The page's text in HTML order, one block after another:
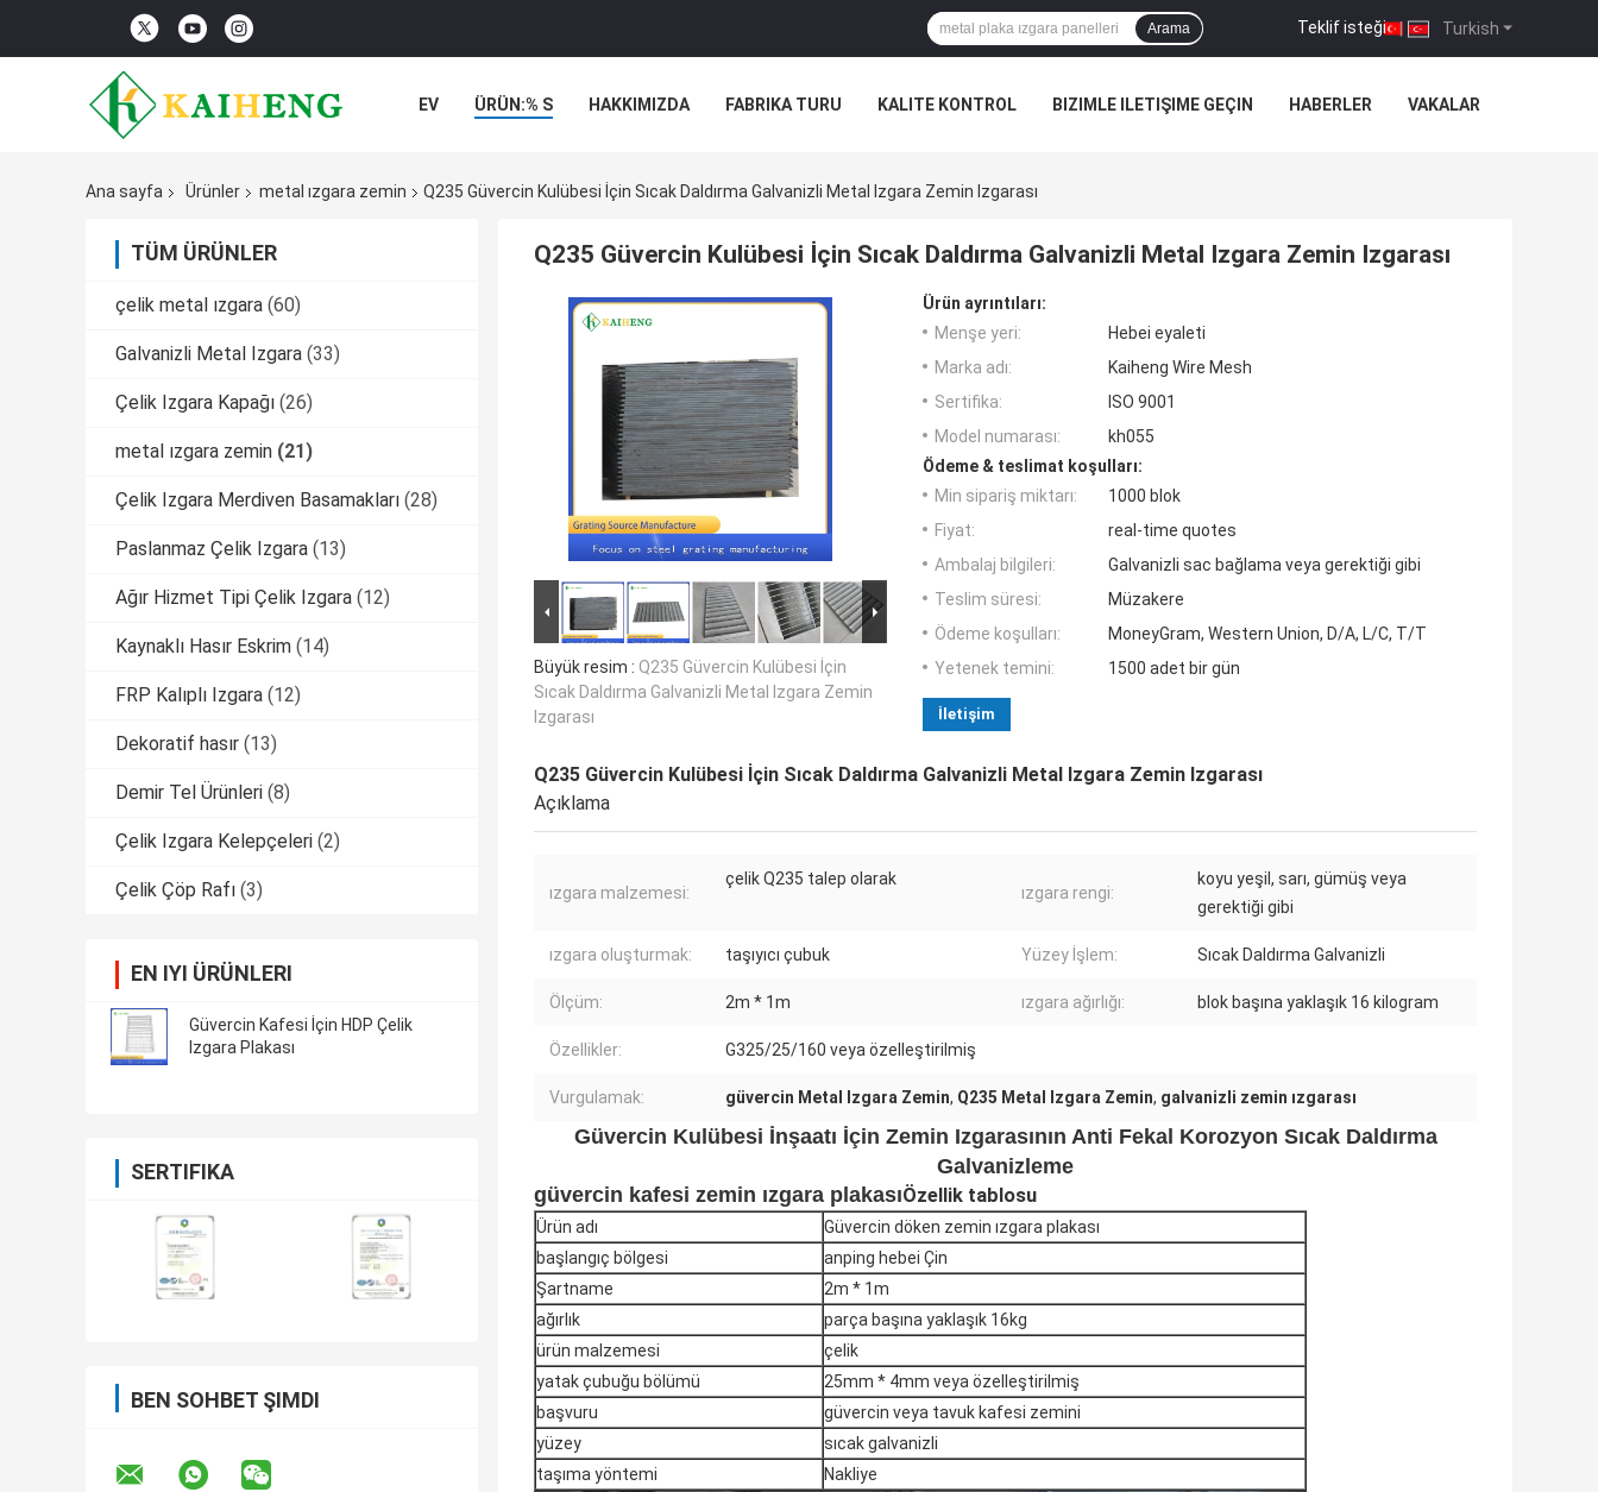
Turkish
Teklif isteği |
Arama
EV ÜRÜN:% S HAKKIMIZDA FABRIKA TURU KALITE KONTROL BIZIMLE ILETIŞIME GEÇIN HABERLER VAKALAR
Ana sayfa Ürünler metal ızgara zemin Q235 Güvercin Kulübesi İçin Sıcak Daldırma Galvanizli Metal Izgara Zemin Izgarası
TÜM ÜRÜNLER
çelik metal ızgara (60)
Galvanizli Metal Izgara (33)
Çelik Izgara Kapağı (26)
metal ızgara zemin (21)
Çelik Izgara Merdiven Basamakları (28)
Paslanmaz Çelik Izgara (13)
Ağır Hizmet Tipi Çelik Izgara (12)
Kaynaklı Hasır Eskrim (14)
FRP Kalıplı Izgara (12)
Dekoratif hasır (13)
Demir Tel Ürünleri (8)
Çelik Izgara Kelepçeleri (2)
Çelik Çöp Rafı (3)
EN IYI ÜRÜNLERI
Güvercin Kafesi İçin HDP Çelik
Izgara Plakası
SERTIFIKA
BEN SOHBET ŞIMDI
Q235 Güvercin Kulübesi İçin Sıcak Daldırma Galvanizli Metal Izgara Zemin Izgarası
Büyük resim : Q235 Güvercin Kulübesi İçin
Sıcak Daldırma Galvanizli Metal Izgara Zemin
Izgarası
Ürün ayrıntıları:
Menşe yeri:
Hebei eyaleti
Marka adı:
Kaiheng Wire Mesh
Sertifika:
ISO 9001
Model numarası:
kh055
Ödeme & teslimat koşulları:
Min sipariş miktarı:
1000 blok
Fiyat:
real-time quotes
Ambalaj bilgileri:
Galvanizli sac bağlama veya gerektiği gibi
Teslim süresi:
Müzakere
Ödeme koşulları:
MoneyGram, Western Union, D/A, L/C, T/T
Yetenek temini:
1500 adet bir gün
İletişim
Q235 Güvercin Kulübesi İçin Sıcak Daldırma Galvanizli Metal Izgara Zemin Izgarası
Açıklama
ızgara malzemesi:
çelik Q235 talep olarak
ızgara rengi:
koyu yeşil, sarı, gümüş veya
gerektiği gibi
ızgara oluşturmak: taşıyıcı çubuk Yüzey İşlem: Sıcak Daldırma Galvanizli
Ölçüm: 2m * 1m ızgara ağırlığı: blok başına yaklaşık 16 kilogram
Özellikler: G325/25/160 veya özelleştirilmiş
Vurgulamak: güvercin Metal Izgara Zemin, Q235 Metal Izgara Zemin, galvanizli zemin ızgarası
Güvercin Kulübesi İnşaatı İçin Zemin Izgarasının Anti Fekal Korozyon Sıcak Daldırma
Galvanizleme
güvercin kafesi zemin ızgara plakasıÖzellik tablosu
Ürün adı
Güvercin döken zemin ızgara plakası
başlangıç ​​bölgesi
anping hebei Çin
Şartname
2m * 1m
ağırlık
parça başına yaklaşık 16kg
ürün malzemesi
çelik
yatak çubuğu bölümü
25mm * 4mm veya özelleştirilmiş
başvuru
güvercin veya tavuk kafesi zemini
yüzey
sıcak galvanizli
taşıma yöntemi
Nakliye